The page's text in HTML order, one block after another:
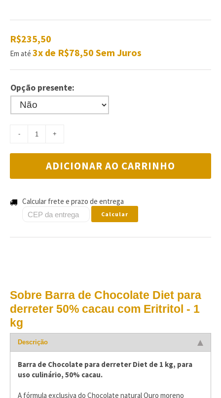
R$235,50
Em até 3x de R$78,50 Sem Juros
Opção presente:
ADICIONAR AO CARRINHO
Calcular frete e prazo de entrega
Calcular
Sobre Barra de Chocolate Diet para
derreter 50% cacau com Eritritol - 1
kg
Descrição
Barra de Chocolate para derreter Diet de 1 kg, para
uso culinário, 50% cacau.
A fórmula exclusiva do Chocolate natural Ouro moreno